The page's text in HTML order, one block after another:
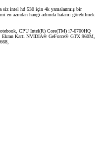
siz intel hd 530 için 4k yamalanmış bir
azından hangi adımda hatamı görebilmek
CPU Intel(R) Core(TM) i7-6700HQ
Kartı NVIDIA® GeForce® GTX 960M,